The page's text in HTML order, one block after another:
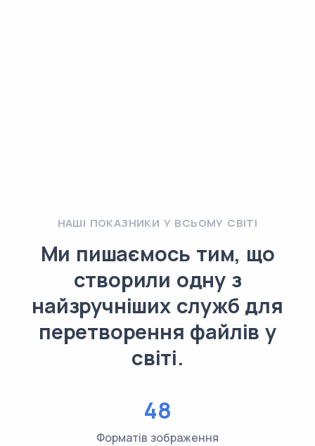
НАШІ ПОКАЗНИКИ У ВСЬОМУ СВІТІ
Ми пишаємось тим, що
створили одну з
найзручніших служб для
перетворення файлів у
світі.
48
Форматів зображення